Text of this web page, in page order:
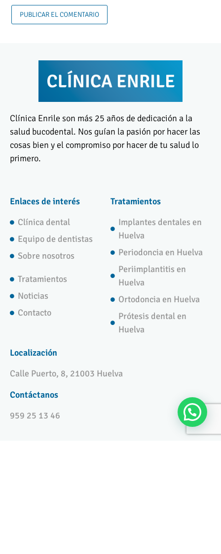
Clínica Enrile son más 25 años de dedicación a la
salud bucodental. Nos guían la pasión por hacer las
cosas bien y el compromiso por hacer de tu salud lo
primero.
Enlaces de interés
Clínica dental
Equipo de dentistas
Sobre nosotros
Tratamientos
Noticias
Contacto
Tratamientos
Implantes dentales en
Huelva
Periodoncia en Huelva
Periimplantitis en
Huelva
Ortodoncia en Huelva
Prótesis dental en
Huelva
Localización
Calle Puerto, 8, 21003 Huelva
Contáctanos
959 25 13 46